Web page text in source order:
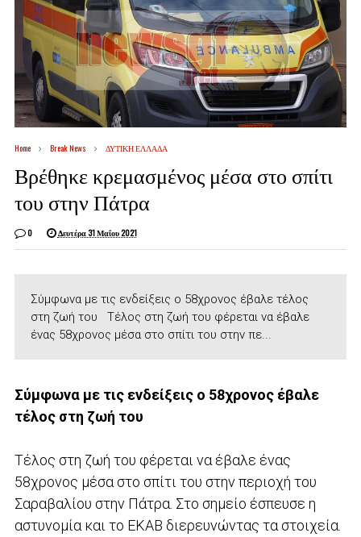
Home Break News ΔΥΤΙΚΗ ΕΛΛΑΔΑ
Βρέθηκε κρεμασμένος μέσα στο σπίτι
του στην Πάτρα
0 Δευτέρα 31 Μαΐου 2021
Σύμφωνα με τις ενδείξεις ο 58χρονος έβαλε τέλος
στη ζωή του Τέλος στη ζωή του φέρεται να έβαλε
ένας 58χρονος μέσα στο σπίτι του στην πε...
Σύμφωνα με τις ενδείξεις ο 58χρονος έβαλε
τέλος στη ζωή του
Τέλος στη ζωή του φέρεται να έβαλε ένας
58χρονος μέσα στο σπίτι του στην περιοχή του
Σαραβαλίου στην Πάτρα. Στο σημείο έσπευσε η
αστυνομία και το ΕΚΑΒ διερευνώντας τα στοιχεία.